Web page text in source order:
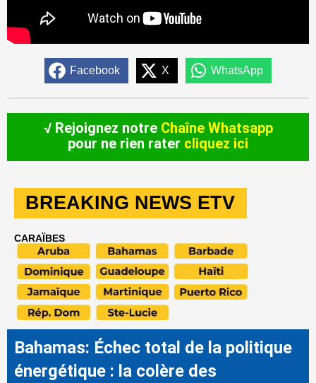
Facebook X WhatsApp
√ Rejoignez notre Chaîne Whatsapp
pour ne rien rater cliquez ici
BREAKING NEWS ETV
CARAÏBES
Bahamas: Échec total de la politique
énergétique : la colère des